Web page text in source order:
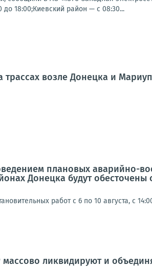
18:00;Киевский район — с 08:30...
возле Донецка и
плановых аварийно-
Донецка будут
работ с 6 по 10 августа, с
ликвидируют и